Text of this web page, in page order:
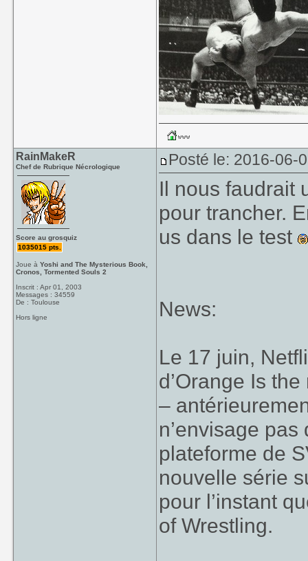
RainMakeR
Chef de Rubrique Nécrologique
Score au grosquiz
1035015 pts.
Joue àYoshi and The Mysterious Book,
Cronos, Tormented Souls 2
Inscrit : Apr 01, 2003
Messages : 34559
De : Toulouse
Hors ligne
Posté le: 2016-06-
Il nous faudrait
pour trancher.
us dans le test
News:
Le 17 juin,
d’Orange Is
–
n’envisage
plateforme de
nouvelle série
pour l’instant
of Wrestling.